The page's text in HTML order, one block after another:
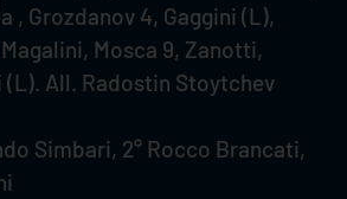
, Grozdanov 4, Gaggini (L),
Mosca 9, Zanotti,
All. Radostin Stoytchev
Simbari, 2° Rocco Brancati,